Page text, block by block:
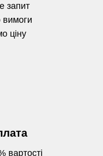
запит
вимоги
ціну
вартості